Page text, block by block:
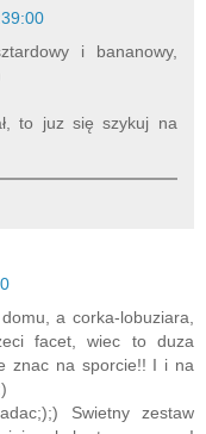
i bananowy,
to juz się szykuj na
a corka-lobuziara,
facet, wiec to duza
znac na sporcie!! I i na
Swietny zestaw